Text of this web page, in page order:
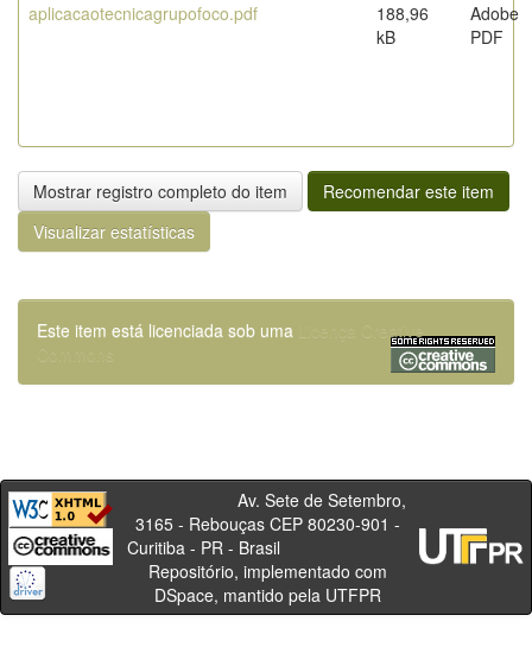
aplicacaotecnicagrupofoco.pdf
188,96
kB
Adobe
PDF
Mostrar registro completo do item
Recomendar este item
Visualizar estatísticas
Este item está licenciada sob uma
Licença Creative
Commons
Av. Sete de Setembro,
3165 - Rebouças CEP 80230-901 -
Curitiba - PR - Brasil
Repositório, implementado com
DSpace, mantido pela UTFPR